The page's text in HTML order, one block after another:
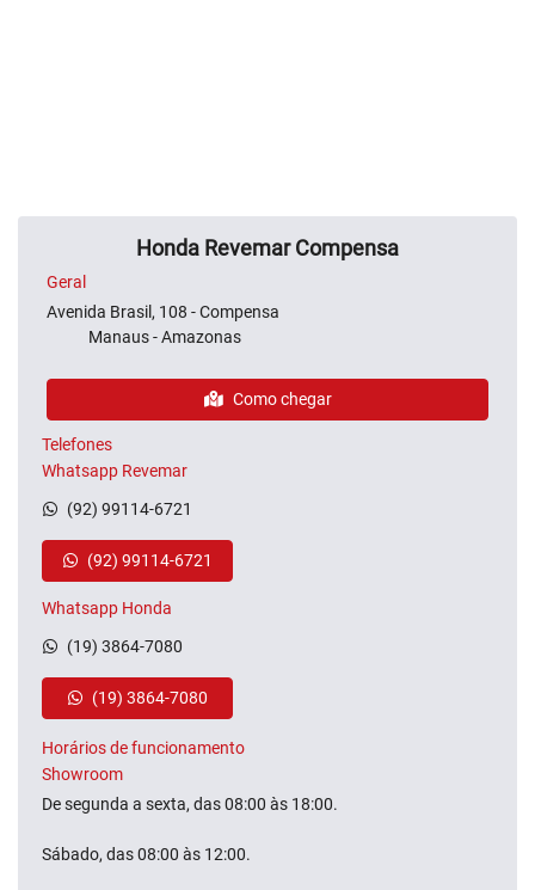
Honda Revemar Compensa
Geral
Avenida Brasil, 108 - Compensa
Manaus - Amazonas
Como chegar
Telefones
Whatsapp Revemar
(92) 99114-6721
(92) 99114-6721
Whatsapp Honda
(19) 3864-7080
(19) 3864-7080
Horários de funcionamento
Showroom
De segunda a sexta, das 08:00 às 18:00.
Sábado, das 08:00 às 12:00.